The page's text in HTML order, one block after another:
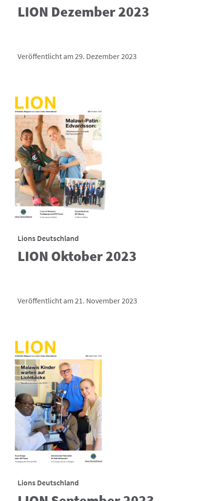
LION Dezember 2023
Veröffentlicht am 29. Dezember 2023
Lions Deutschland
LION Oktober 2023
Veröffentlicht am 21. November 2023
Lions Deutschland